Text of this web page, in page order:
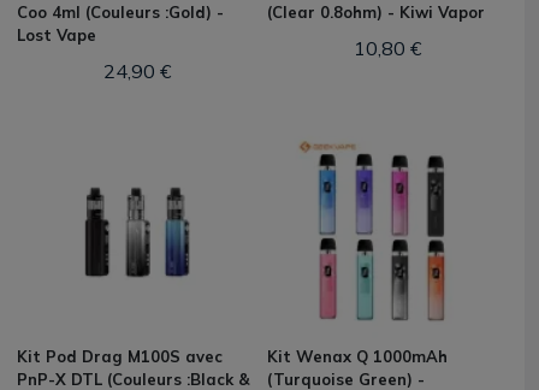
Coo 4ml (Couleurs :Gold) -
Lost Vape
24,90 €
(Clear 0.8ohm) - Kiwi Vapor
10,80 €
Kit Pod Drag M100S avec
PnP-X DTL (Couleurs :Black &
Kit Wenax Q 1000mAh
(Turquoise Green) -